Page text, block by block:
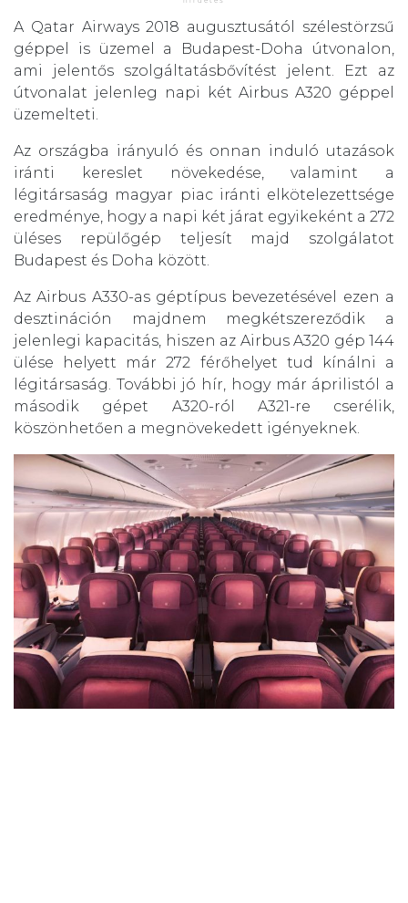
A Qatar Airways 2018 augusztusától szélestörzsű
géppel is üzemel a Budapest-Doha útvonalon,
ami jelentős szolgáltatásbővítést jelent. Ezt az
útvonalat jelenleg napi két Airbus A320 géppel
üzemelteti.
Az országba irányuló és onnan induló utazások
iránti kereslet növekedése, valamint a
légitársaság magyar piac iránti elkötelezettsége
eredménye, hogy a napi két járat egyikeként a 272
üléses repülőgép teljesít majd szolgálatot
Budapest és Doha között.
Az Airbus A330-as géptípus bevezetésével ezen a
desztináción majdnem megkétszereződik a
jelenlegi kapacitás, hiszen az Airbus A320 gép 144
ülése helyett már 272 férőhelyet tud kínálni a
légitársaság. További jó hír, hogy már áprilistól a
második gépet A320-ról A321-re cserélik,
köszönhetően a megnövekedett igényeknek.